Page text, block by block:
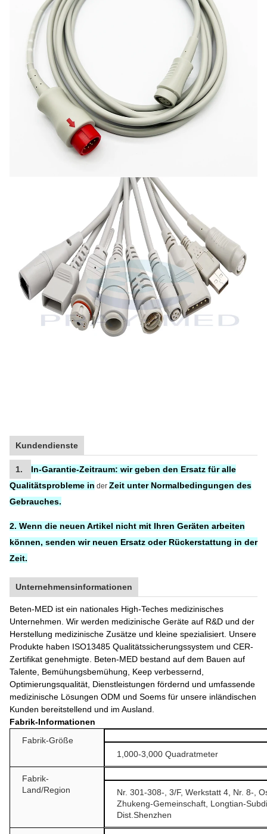
Kundendienste
1. In-Garantie-Zeitraum: wir geben den Ersatz füralle
Qualitätsprobleme in der Zeit unter Normalbedingungen des
Gebrauches.
2. Wenn die neuen Artikel nicht mit Ihren Geräten arbeiten
können, senden wir neuen Ersatz oder Rückerstattung in der
Zeit.
Unternehmensinformationen
Beten-MED ist ein nationales High-Teches medizinisches
Unternehmen. Wir werden medizinische Geräte auf R&D und der
Herstellung medizinische Zusätze und kleine spezialisiert. Unsere
Produkte haben ISO13485 Qualitätssicherungssystem und CER-
Zertifikat genehmigte. Beten-MED bestand auf dem Bauen auf
Talente, Bemühungsbemühung, Keep verbessernd,
Optimierungsqualität, Dienstleistungen fördernd und umfassende
medizinische Lösungen ODM und Soems für unsere inländischen
Kunden bereitstellend und im Ausland.
Fabrik-Informationen
Fabrik-Größe
1,000-3,000 Quadratmeter
Fabrik-
Land/Region
Nr. 301-308-, 3/F, Werkstatt 4, Nr. 8-,
Zhukeng-Gemeinschaft, Longtian-
Dist.Shenzhen